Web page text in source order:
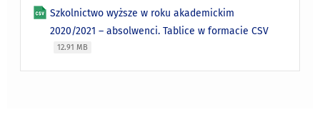
Szkolnictwo wyższe w roku akademickim
2020/2021 – absolwenci. Tablice w formacie CSV
12.91 MB